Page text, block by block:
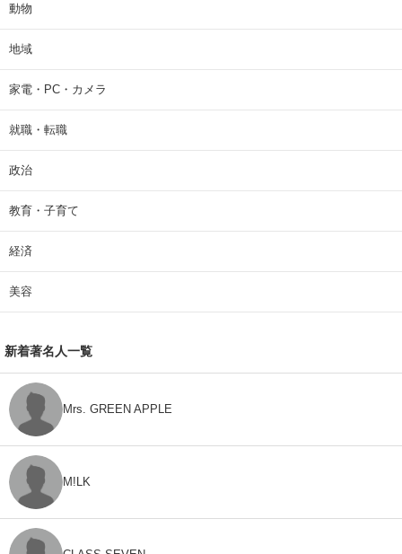
動物
地域
家電・PC・カメラ
就職・転職
政治
教育・子育て
経済
美容
新着著名人一覧
Mrs. GREEN APPLE
M!LK